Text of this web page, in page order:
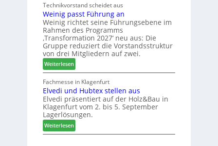
h
l
a
n
d
z
u
r
H
a
u
s
m
e
s
s
e
b
e
l
b
r
a
n
c
h
e
e
r
ö
r
t
e
Technikvorstand scheidet aus
Weinig passt Führung an
Weinig richtet seine Führungsebene im
Rahmen des Programms
‚Transformation 2027‘ neu aus: Die
Gruppe reduziert die Vorstandsstruktur
von drei Mitgliedern auf zwei.
Weiterlesen:
W
e
i
n
i
g
p
a
Fachmesse in Klagenfurt
Elvedi und Hubtex stellen aus
Elvedi präsentiert auf der Holz&Bau in
Klagenfurt vom 2. bis 5. September
Lagerlösungen.
Weiterlesen:
E